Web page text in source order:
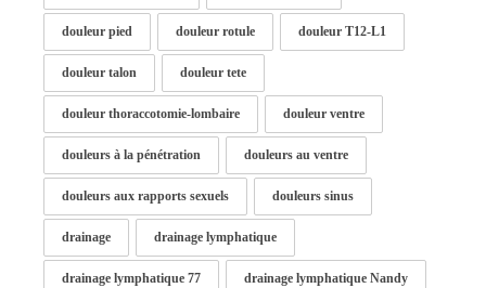
douleur pied douleur rotule douleur T12-L1
douleur talon douleur tete
douleur thoraccotomie-lombaire douleur ventre
douleurs à la pénétration douleurs au ventre
douleurs aux rapports sexuels douleurs sinus
drainage drainage lymphatique
drainage lymphatique 77 drainage lymphatique Nandy